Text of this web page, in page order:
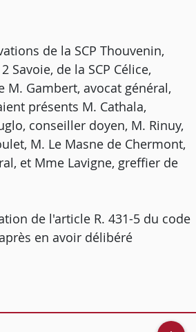
de la SCP Thouvenin,
Savoie, de la SCP Célice,
M. Gambert, avocat général,
présents M. Cathala,
conseiller doyen, M. Rinuy,
M. Le Masne de Chermont,
et Mme Lavigne, greffier de
de l'article R. 431-5 du code
en avoir délibéré